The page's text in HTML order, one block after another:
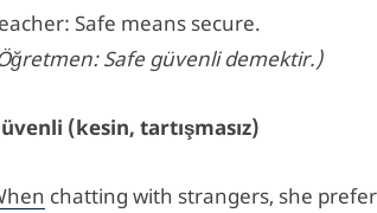
Safe means secure.
Safe güvenli demektir.)
(kesin, tartışmasız)
chatting with strangers, she